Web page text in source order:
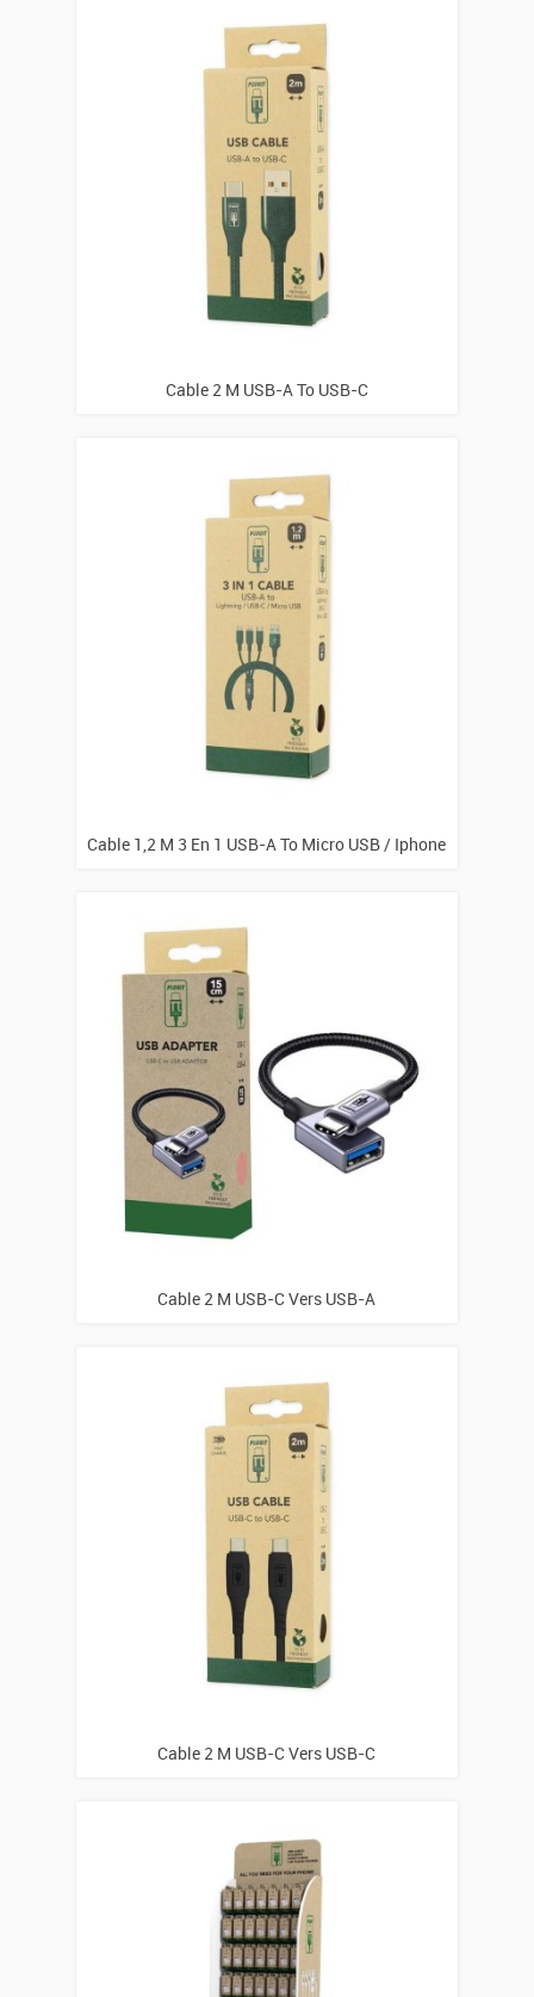
Cable 2 M USB-A To USB-C
Cable 1,2 M 3 En 1 USB-A To Micro USB / Iphone
Cable 2 M USB-C Vers USB-A
Cable 2 M USB-C Vers USB-C